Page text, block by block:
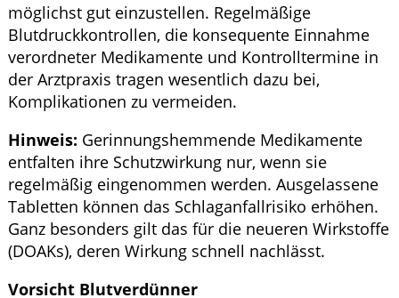
möglichst gut einzustellen. Regelmäßige
Blutdruckkontrollen, die konsequente Einnahme
verordneter Medikamente und Kontrolltermine in
der Arztpraxis tragen wesentlich dazu bei,
Komplikationen zu vermeiden.
Hinweis: Gerinnungshemmende Medikamente
entfalten ihre Schutzwirkung nur, wenn sie
regelmäßig eingenommen werden. Ausgelassene
Tabletten können das Schlaganfallrisiko erhöhen.
Ganz besonders gilt das für die neueren Wirkstoffe
(DOAKs), deren Wirkung schnell nachlässt.
Vorsicht Blutverdünner